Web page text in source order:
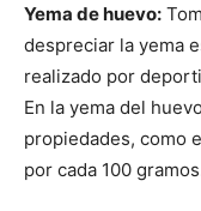
Yema de huevo:
despreciar la yema
realizado por
En la yema del
propiedades, como
por cada 100